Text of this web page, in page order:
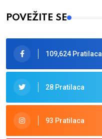
POVEŽITE SE
109,624 Pratilaca
28 Pratilaca
93 Pratilaca